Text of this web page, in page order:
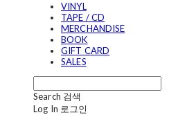
VINYL
TAPE / CD
MERCHANDISE
BOOK
GIFT CARD
SALES
Search 검색
Log In 로그인